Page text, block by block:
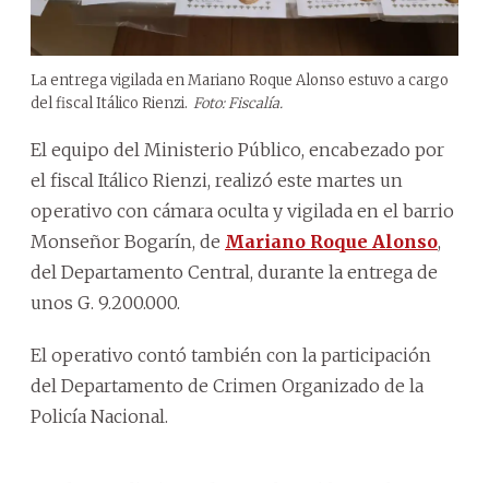
La entrega vigilada en Mariano Roque Alonso estuvo a cargo
del fiscal Itálico Rienzi. Foto: Fiscalía.
El equipo del Ministerio Público, encabezado por
el fiscal Itálico Rienzi, realizó este martes un
operativo con cámara oculta y vigilada en el barrio
Monseñor Bogarín, de Mariano Roque Alonso,
del Departamento Central, durante la entrega de
unos G. 9.200.000.
El operativo contó también con la participación
del Departamento de Crimen Organizado de la
Policía Nacional.